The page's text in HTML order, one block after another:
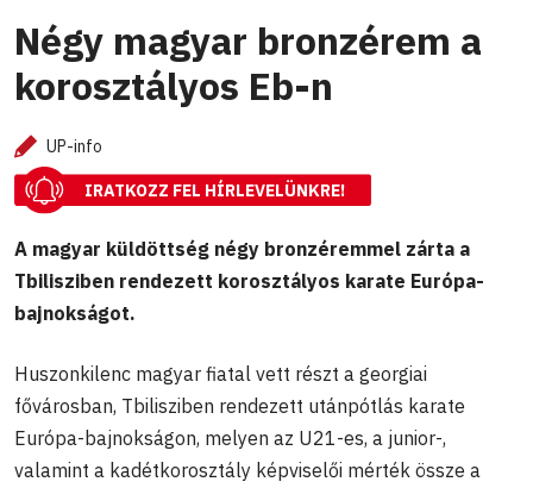
Négy magyar bronzérem a
korosztályos Eb-n
UP-info
IRATKOZZ FEL HÍRLEVELÜNKRE!
A magyar küldöttség négy bronzéremmel zárta a
Tbilisziben rendezett korosztályos karate Európa-
bajnokságot.
Huszonkilenc magyar fiatal vett részt a georgiai
fővárosban, Tbilisziben rendezett utánpótlás karate
Európa-bajnokságon, melyen az U21-es, a junior-,
valamint a kadétkorosztály képviselői mérték össze a